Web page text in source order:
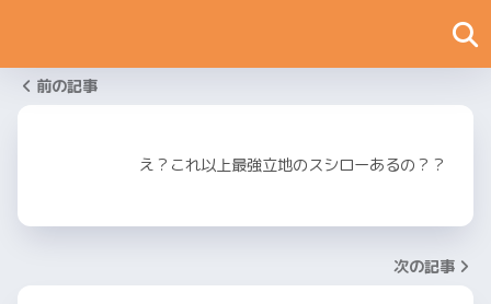
前の記事
え？これ以上最強立地のスシローあるの？？
次の記事